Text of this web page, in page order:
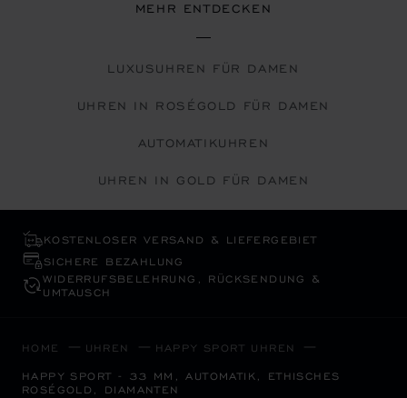
MEHR ENTDECKEN
LUXUSUHREN FÜR DAMEN
UHREN IN ROSÉGOLD FÜR DAMEN
AUTOMATIKUHREN
UHREN IN GOLD FÜR DAMEN
KOSTENLOSER VERSAND & LIEFERGEBIET
SICHERE BEZAHLUNG
WIDERRUFS­BELEHRUNG, RÜCKSENDUNG &
UMTAUSCH
HOME UHREN HAPPY SPORT UHREN
HAPPY SPORT - 33 MM, AUTOMATIK, ETHISCHES
ROSÉGOLD, DIAMANTEN